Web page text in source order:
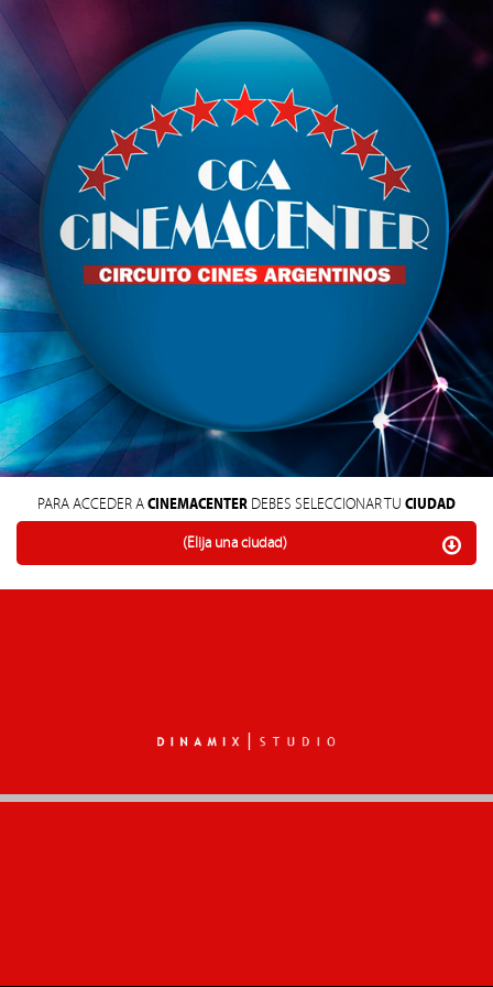
PARA ACCEDER ACINEMACENTER DEBES SELECCIONAR TU CIUDAD
(Elija una ciudad)